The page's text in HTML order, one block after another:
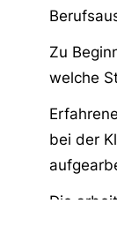
Zu
welche
bei der
Die